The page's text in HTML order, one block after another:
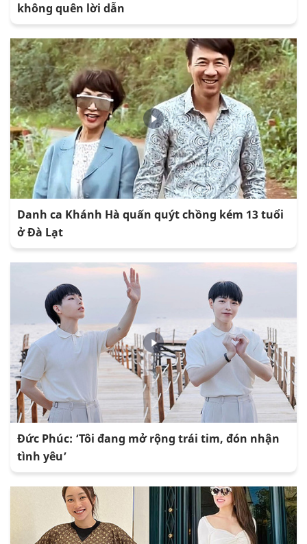
không quên lời dẫn
Danh ca Khánh Hà quấn quýt chồng kém 13 tuổi
ở Đà Lạt
Đức Phúc: ‘Tôi đang mở rộng trái tim, đón nhận
tình yêu’